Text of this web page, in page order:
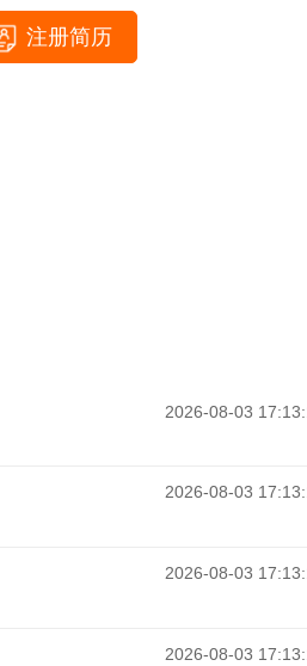
注册简历
2026-08-03
2026-08-03
2026-08-03
2026-08-03